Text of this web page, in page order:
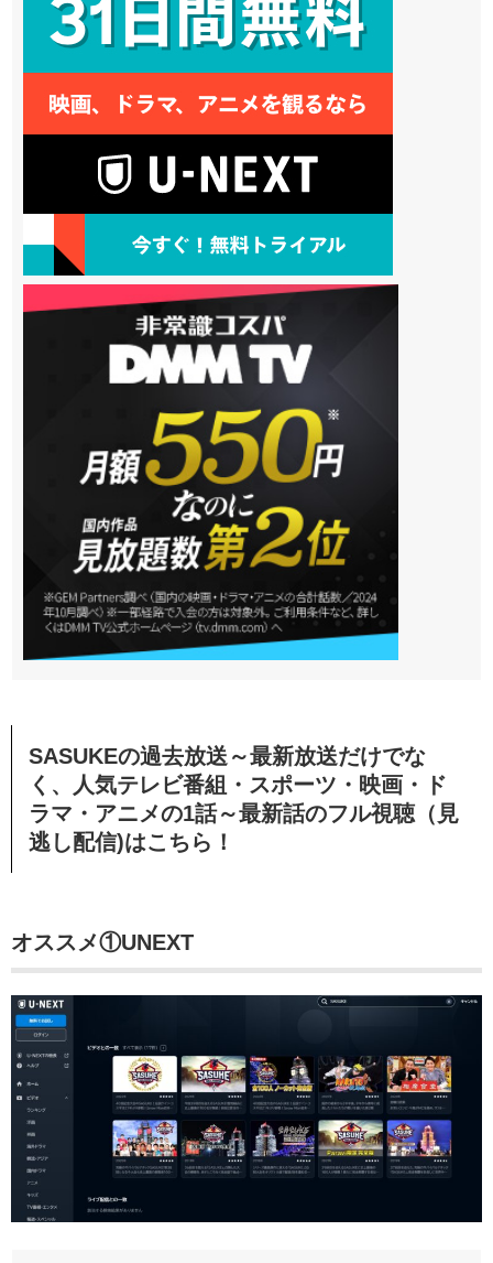
SASUKEの過去放送～最新放送だけでな
く、人気テレビ番組・スポーツ・映画・ド
ラマ・アニメの1話～最新話のフル視聴（見
逃し配信)はこちら！
オススメ①UNEXT